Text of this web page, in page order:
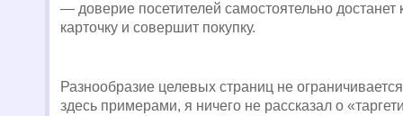
— доверие посетителей самостоятельно достанет
карточку и совершит покупку.
Разнообразие целевых страниц не
здесь примерами, я ничего не рассказал о